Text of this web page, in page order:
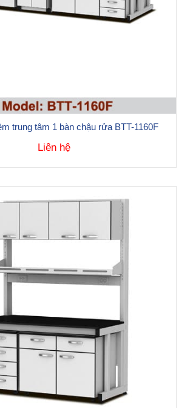
trung tâm 1 bàn chậu rửa BTT-1160F
Liên hệ